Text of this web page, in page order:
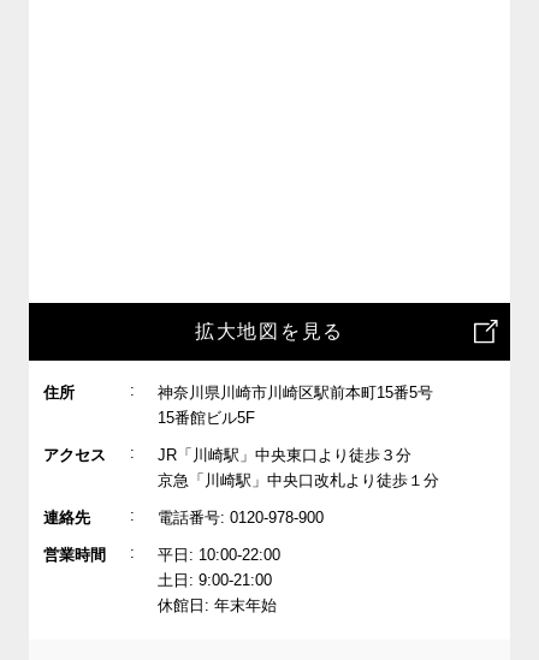
拡大地図を見る
住所 :
神奈川県川崎市川崎区駅前本町15番5号
15番館ビル5F
アクセス :
JR「川崎駅」中央東口より徒歩３分
京急「川崎駅」中央口改札より徒歩１分
連絡先 : 電話番号: 0120-978-900
営業時間 :
平日: 10:00-22:00
土日: 9:00-21:00
休館日: 年末年始